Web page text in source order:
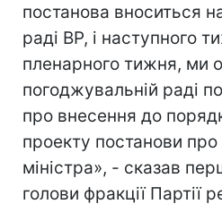
постанова вноситься
раді ВР, і наступного
пленарного тижня, ми
погоджувальній раді
про внесення до
проекту постанови про
міністра», - сказав
голови фракції Партії